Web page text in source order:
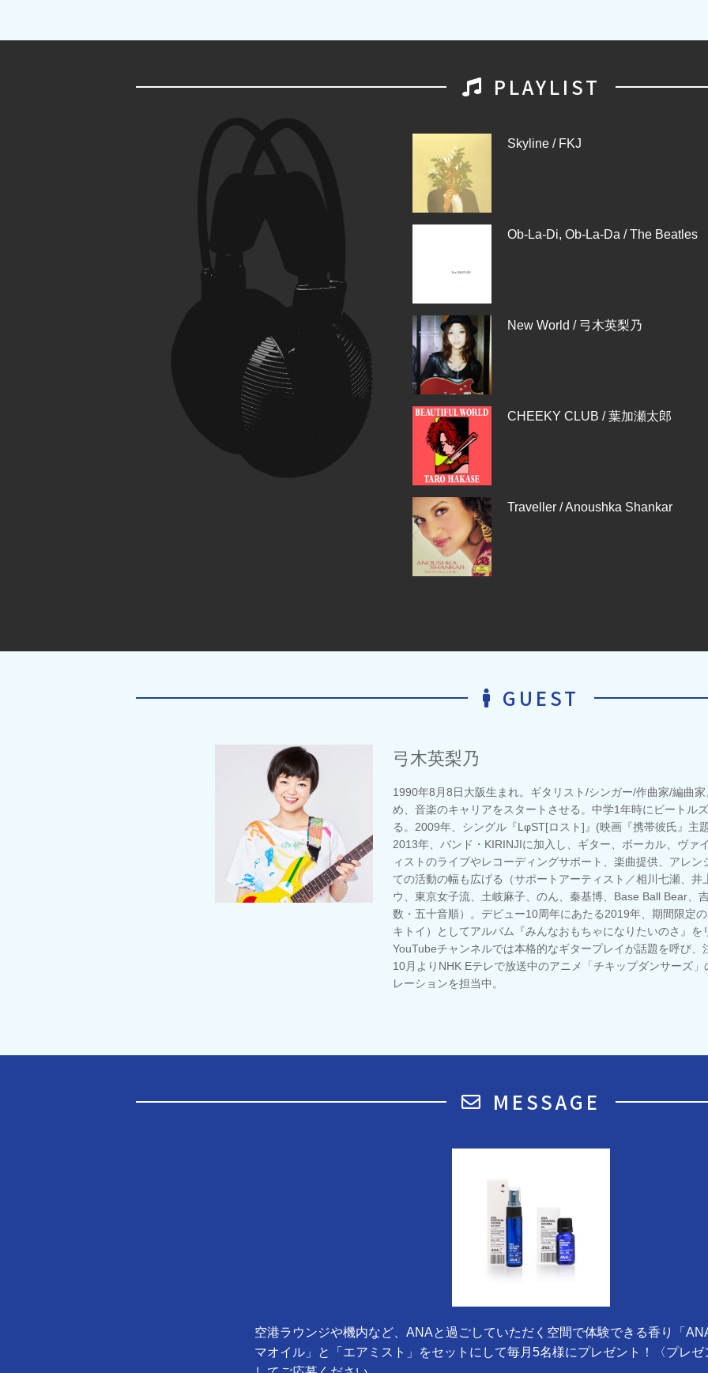
PLAYLIST
Skyline / FKJ
Ob-La-Di, Ob-La-Da / The Beatles
New World / 弓木英梨乃
CHEEKY CLUB / 葉加瀬太郎
Traveller / Anoushka Shankar
GUEST
弓木英梨乃
1990年8月8日大阪生まれ。ギタリスト/シンガー/作曲家/編曲
め、音楽のキャリアをスタートさせる。中学1年時にビートル
る。2009年、シングル『LφST[ロスト]』(映画『携帯彼氏』主
2013年、バンド・KIRINJIに加入し、ギター、ボーカル、ヴァ
ィストのライブやレコーディングサポート、楽曲提供、アレ
ての活動の幅も広げる（サポートアーティスト／相川七瀬、
ウ、東京女子流、土岐麻子、のん、秦基博、Base Ball Bear、
数・五十音順）。デビュー10周年にあたる2019年、期間限定
キトイ）としてアルバム『みんなおもちゃになりたいのさ』を
YouTubeチャンネルでは本格的なギタープレイが話題を呼び
10月よりNHK Eテレで放送中のアニメ「チキップダンサーズ
レーションを担当中。
MESSAGE
空港ラウンジや機内など、ANAと過ごしていただく空間で体験できる香り「
マオイル」と「エアミスト」をセットにして毎月5名様にプレゼント！〈プレ